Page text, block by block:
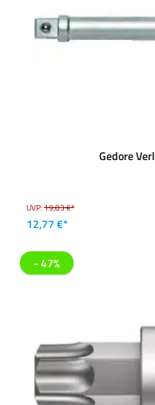
Gedore
UVP:19,83 €*
12,77 €*
- 47%